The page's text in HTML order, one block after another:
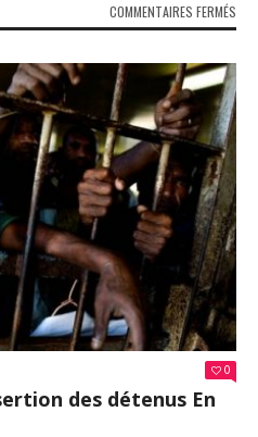
COMMENTAIRES FERMÉS
LA
PEU
0
des détenus En